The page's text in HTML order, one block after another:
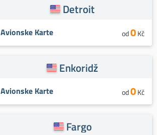
Detroit
Avionske Karte od0Kč
Enkoridž
Avionske Karte od0Kč
Fargo